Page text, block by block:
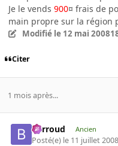
Je le vends 900¤ frais de
main propre sur la région
Modifié le 12 mai 2008
Citer
1 mois après...
Barroud Ancien
Posté(e) le 11 juillet 2008